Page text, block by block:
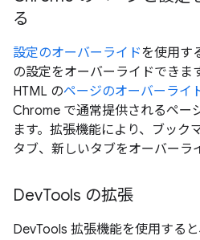
る
設定のオーバーライドを使用す
の設定をオーバーライドできま
HTML のページのオーバーライ
Chrome で通常提供されるペー
ます。拡張機能により、ブック
タブ、新しいタブをオーバーラ
DevTools の拡張
DevTools 拡張機能を使用する